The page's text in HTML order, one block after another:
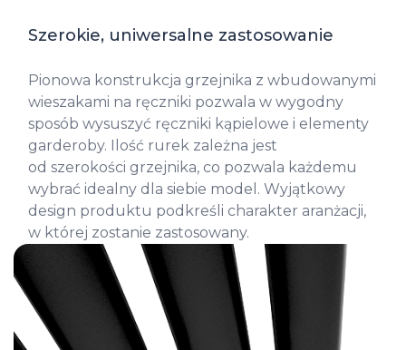
Szerokie, uniwersalne zastosowanie
Pionowa konstrukcja grzejnika z wbudowanymi
wieszakami na ręczniki pozwala w wygodny
sposób wysuszyć ręczniki kąpielowe i elementy
garderoby. Ilość rurek zależna jest
od szerokości grzejnika, co pozwala każdemu
wybrać idealny dla siebie model. Wyjątkowy
design produktu podkreśli charakter aranżacji,
w której zostanie zastosowany.